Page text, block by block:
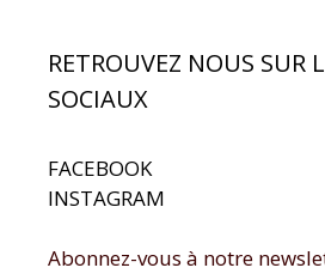
RETROUVEZ NOUS SUR
SOCIAUX
FACEBOOK
INSTAGRAM
Abonnez-vous à notre